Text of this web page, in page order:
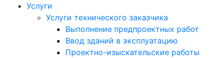
Услуги
Услуги технического заказчика
Выполнение предпроектных работ
Ввод зданий в эксплуатацию
Проектно-изыскательские работы